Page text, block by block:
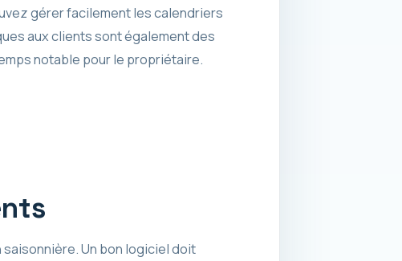
gérer facilement les calendriers
aux clients sont également des
notable pour le propriétaire.
Un bon logiciel doit